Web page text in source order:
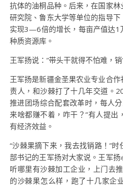
抗体的油桐品种。后来，在国家
研究院、鲁东大学等单位的指导
实现3—6倍的增长，每亩产值达1
种质资源库。
王军扬说：“带头干就得不怕难，
王军扬是新疆金圣果农业专业合
责人，和沙棘打了十几年交道。
推进团场综合配套改革时，每人
来啥都赚不着，咋干？”有人提出
有经济效益。
“沙棘果摘下来，我去找销路！”
部书记的王军扬对大家说。王军
听哪里有沙棘加工企业，上门去
的沙棘果怎么样，跑了十几家企